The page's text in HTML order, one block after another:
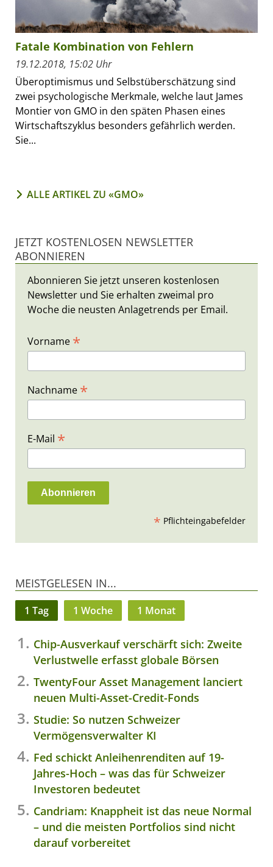
Fatale Kombination von Fehlern
19.12.2018, 15:02 Uhr
Überoptimismus und Selbstüberschätzung sind
zwei psychologische Merkmale, welche laut James
Montier von GMO in den späten Phasen eines
Wirtschaftszyklus besonders gefährlich werden.
Sie...
ALLE ARTIKEL ZU «GMO»
JETZT KOSTENLOSEN NEWSLETTER
ABONNIEREN
Abonnieren Sie jetzt unseren kostenlosen
Newsletter und Sie erhalten zweimal pro
Woche die neusten Anlagetrends per Email.
Vorname *
Nachname *
E-Mail *
* Pflichteingabefelder
MEISTGELESEN IN...
1 Tag 1 Woche 1 Monat
Chip-Ausverkauf verschärft sich: Zweite
Verlustwelle erfasst globale Börsen
TwentyFour Asset Management lanciert
neuen Multi-Asset-Credit-Fonds
Studie: So nutzen Schweizer
Vermögensverwalter KI
Fed schickt Anleihenrenditen auf 19-
Jahres-Hoch – was das für Schweizer
Investoren bedeutet
Candriam: Knappheit ist das neue Normal
– und die meisten Portfolios sind nicht
darauf vorbereitet